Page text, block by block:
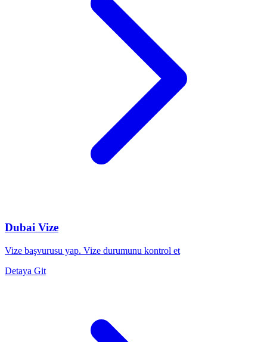
Dubai Vize
Vize başvurusu yap. Vize durumunu kontrol et
Detaya Git